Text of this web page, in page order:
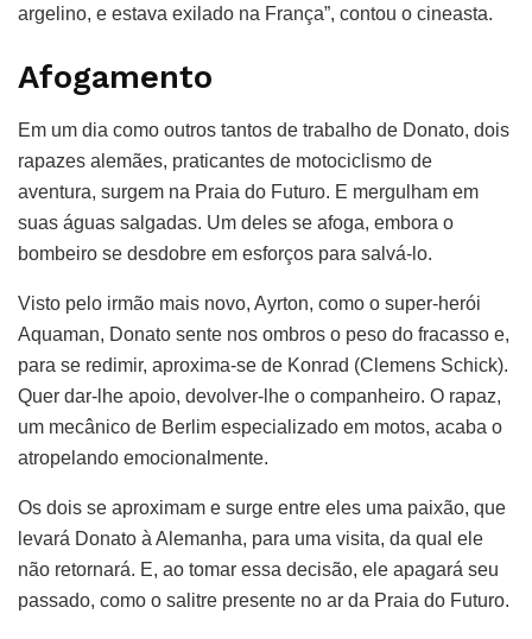
argelino, e estava exilado na França”, contou o cineasta.
Afogamento
Em um dia como outros tantos de trabalho de Donato, dois
rapazes alemães, praticantes de motociclismo de
aventura, surgem na Praia do Futuro. E mergulham em
suas águas salgadas. Um deles se afoga, embora o
bombeiro se desdobre em esforços para salvá-lo.
Visto pelo irmão mais novo, Ayrton, como o super-herói
Aquaman, Donato sente nos ombros o peso do fracasso e,
para se redimir, aproxima-se de Konrad (Clemens Schick).
Quer dar-lhe apoio, devolver-lhe o companheiro. O rapaz,
um mecânico de Berlim especializado em motos, acaba o
atropelando emocionalmente.
Os dois se aproximam e surge entre eles uma paixão, que
levará Donato à Alemanha, para uma visita, da qual ele
não retornará. E, ao tomar essa decisão, ele apagará seu
passado, como o salitre presente no ar da Praia do Futuro.